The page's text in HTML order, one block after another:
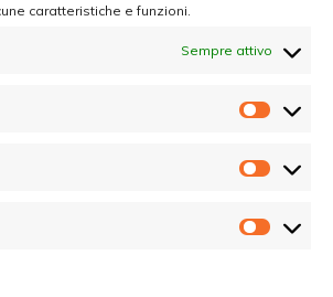
caratteristiche e funzioni.
Sempre attivo